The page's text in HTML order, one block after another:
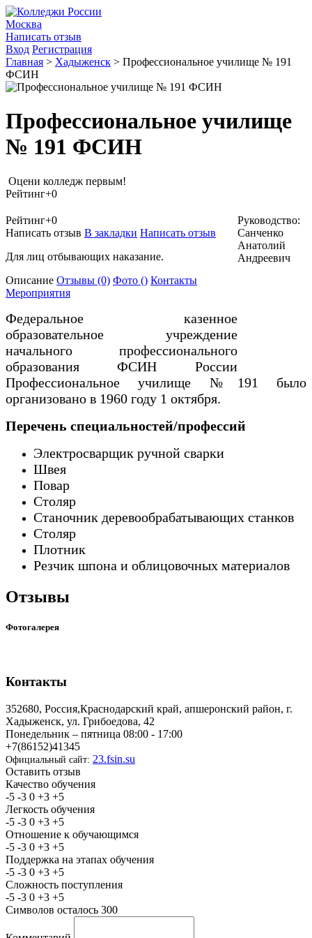
Москва
Написать отзыв
Вход Регистрация
Главная > Хадыженск > Профессиональное училище № 191
ФСИН
Профессиональное училище
№ 191 ФСИН
Оцени колледж первым!
Рейтинг+0
Руководство:
Санченко
Анатолий
Андреевич
Рейтинг+0
Написать отзыв В закладки Написать отзыв
Для лиц отбывающих наказание.
Описание Отзывы (0) Фото () Контакты
Мероприятия
Федеральное казенное
образовательное учреждение
начального профессионального
образования ФСИН России
Профессиональное училище №191 было
организовано в 1960 году 1 октября.
Перечень специальностей/профессий
Электросварщик ручной сварки
Швея
Повар
Столяр
Станочник деревообрабатывающих станков
Столяр
Плотник
Резчик шпона и облицовочных материалов
Отзывы
Фотогалерея
Контакты
352680, Россия,Краснодарский край, апшеронский район, г.
Хадыженск, ул. Грибоедова, 42
Понедельник – пятница 08:00 - 17:00
+7(86152)41345
Официальный сайт: 23.fsin.su
Оставить отзыв
Качество обучения
-5 -3 0 +3 +5
Легкость обучения
-5 -3 0 +3 +5
Отношение к обучающимся
-5 -3 0 +3 +5
Поддержка на этапах обучения
-5 -3 0 +3 +5
Сложность поступления
-5 -3 0 +3 +5
Символов осталось 300